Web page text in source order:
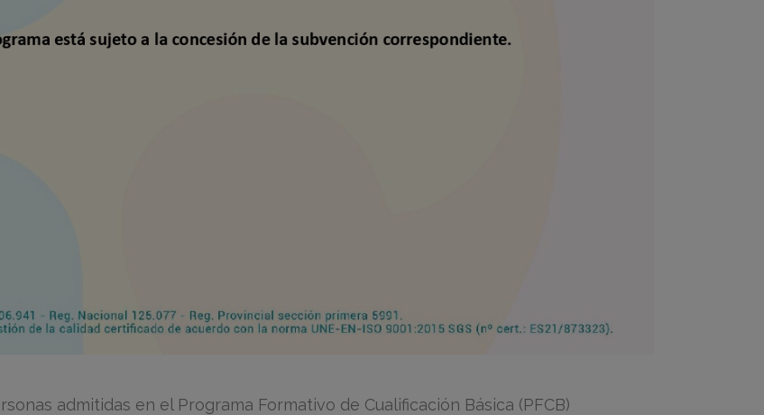
admitidas en el Programa Formativo de Cualificación Básica (PFCB)